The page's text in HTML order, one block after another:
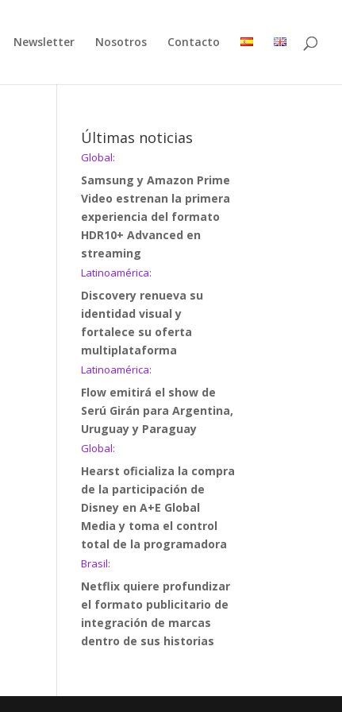
Newsletter Nosotros Contacto
Últimas noticias
Global:
Samsung y Amazon Prime
Video estrenan la primera
experiencia del formato
HDR10+ Advanced en
streaming
Latinoamérica:
Discovery renueva su
identidad visual y
fortalece su oferta
multiplataforma
Latinoamérica:
Flow emitirá el show de
Serú Girán para Argentina,
Uruguay y Paraguay
Global:
Hearst oficializa la compra
de la participación de
Disney en A+E Global
Media y toma el control
total de la programadora
Brasil:
Netflix quiere profundizar
el formato publicitario de
integración de marcas
dentro de sus historias